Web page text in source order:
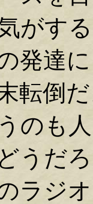
がす
発達
転倒
のも
うだ
ラジ